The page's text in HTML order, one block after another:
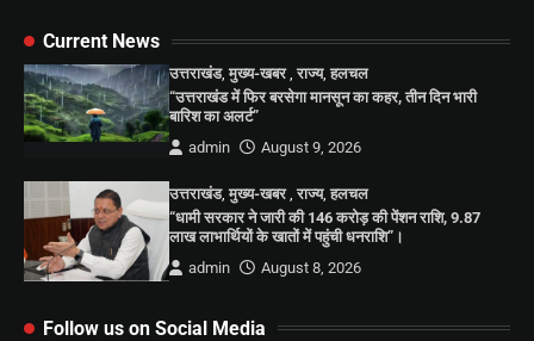
Current News
उत्तराखंड,मुख्य-खबर,राज्य,हलचल
“उत्तराखंड में फिर बरसेगा मानसून का कहर, तीन दिन भारी
बारिश का अलर्ट”
admin
August 9, 2026
उत्तराखंड,मुख्य-खबर ,राज्य,हलचल
“धामी सरकार ने जारी की 146 करोड़ की पेंशन राशि, 9.87
लाख लाभार्थियों के खातों में पहुंची धनराशि”।
admin
August 8, 2026
Follow us on Social Media